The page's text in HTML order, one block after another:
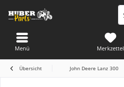
Merkzettel
Menü
Übersicht John Deere Lanz 300